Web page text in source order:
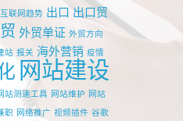
互联网趋势 出口 出口贸
外贸单证 外贸方向
站 报关 海外营销 疫情
网站建设
站测速工具 网站维护 网站
职 网络推广 视频插件 谷歌